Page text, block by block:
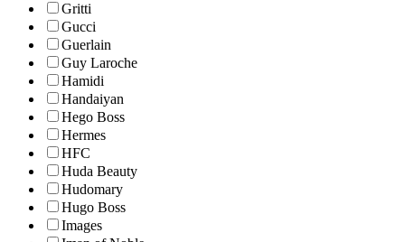
Gritti
Gucci
Guerlain
Guy Laroche
Hamidi
Handaiyan
Hego Boss
Hermes
HFC
Huda Beauty
Hudomary
Hugo Boss
Images